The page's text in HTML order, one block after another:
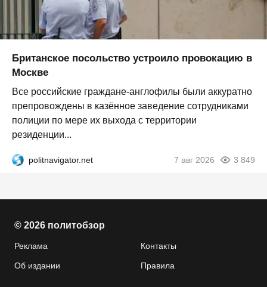
Британское посольство устроило провокацию в
Москве
Все российские граждане-англофилы были аккуратно
препровождены в казённое заведение сотрудниками
полиции по мере их выхода с территории
резиденции...
politnavigator.net 7 авг 2026 3 849
© 2026 политобзор
Реклама Контакты
Об издании Правила